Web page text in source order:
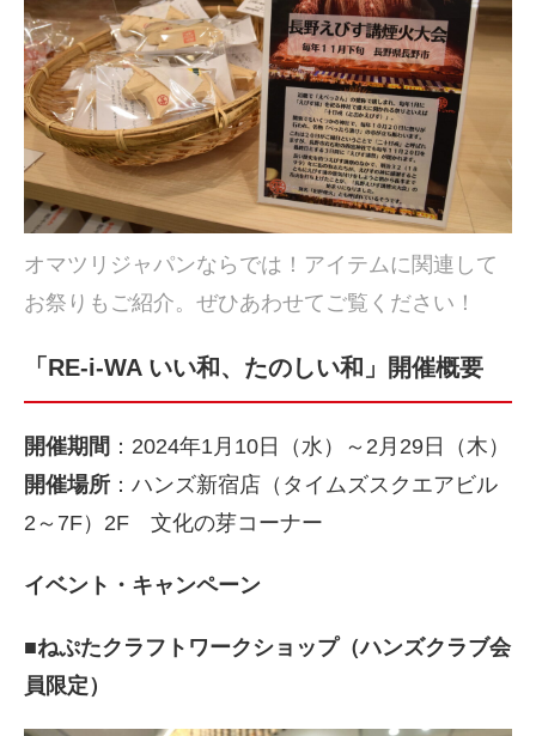
オマツリジャパンならでは！アイテムに関連して
お祭りもご紹介。ぜひあわせてご覧ください！
「RE-i-WA いい和、たのしい和」開催概要
開催期間 ：2024年1月10日（水）～2月29日（木）
開催場所 ：ハンズ新宿店（タイムズスクエアビル
2～7F）2F 文化の芽コーナー
イベント・キャンペーン
■ねぷたクラフトワークショップ（ハンズクラブ会
員限定）